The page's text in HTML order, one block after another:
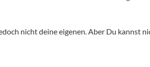
nicht deine eigenen. Aber Du kannst